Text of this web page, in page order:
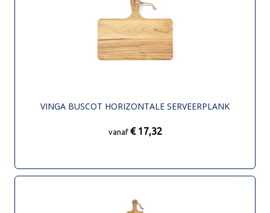
VINGA BUSCOT HORIZONTALE SERVEERPLANK
vanaf € 17,32